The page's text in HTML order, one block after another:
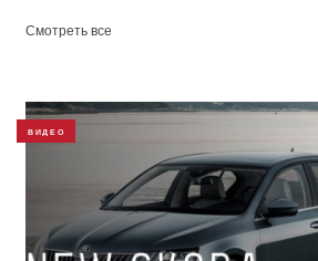
Смотреть все
ВИДЕО